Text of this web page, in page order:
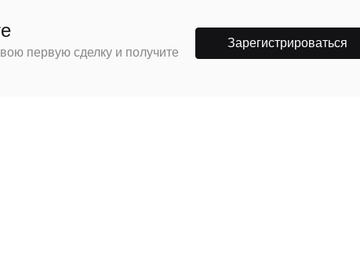
первую сделку и получите
Зарегистрироваться